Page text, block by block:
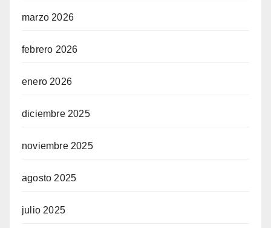
marzo 2026
febrero 2026
enero 2026
diciembre 2025
noviembre 2025
agosto 2025
julio 2025